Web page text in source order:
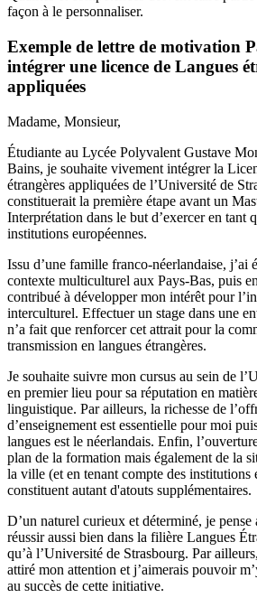
façon à le personnaliser.
Exemple de lettre de motivation
intégrer une licence de Langues
appliquées
Madame, Monsieur,
Étudiante au Lycée Polyvalent Gustave
Bains, je souhaite vivement intégrer la
étrangères appliquées de l’Université de
constituerait la première étape avant un
Interprétation dans le but d’exercer en tant
institutions européennes.
Issu d’une famille franco-néerlandaise, j’ai
contexte multiculturel aux Pays-Bas, puis
contribué à développer mon intérêt pour
interculturel. Effectuer un stage dans une
n’a fait que renforcer cet attrait pour la
transmission en langues étrangères.
Je souhaite suivre mon cursus au sein de
en premier lieu pour sa réputation en
linguistique. Par ailleurs, la richesse de
d’enseignement est essentielle pour moi
langues est le néerlandais. Enfin,
plan de la formation mais également de la
la ville (et en tenant compte des institutions
constituent autant d'atouts supplémentaires.
D’un naturel curieux et déterminé, je
réussir aussi bien dans la filière Langues
qu’à l’Université de Strasbourg. Par
attiré mon attention et j’aimerais pouvoir
au succès de cette initiative.